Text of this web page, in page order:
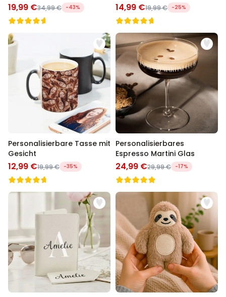
19,99 €34,99 € -43% 14,99 €19,99 € -25%
Personalisierbare Tasse mit
Gesicht
12,99 €19,99 € -35%
Personalisierbares
Espresso Martini Glas
24,99 €29,99 € -17%